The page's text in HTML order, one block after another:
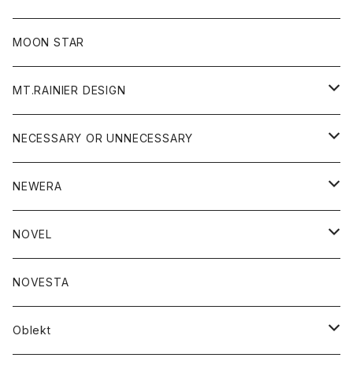
フリース
ジャケット
ニット
パンツ
帽子
MOON STAR
MT.RAINIER DESIGN
アウター
コート
ジャケット
アクセサリー
バッグ
グッズ
ウォレット
靴
トップス
ジャケット
ボトム
NECESSARY OR UNNECESSARY
アウター
コート
ジャケット
アクセサリー
バッグ
ブレスレット
グッズ
靴
トップス
NEWERA
帽子
NOVEL
トップス
カットソー
ボトム
NOVESTA
Oblekt